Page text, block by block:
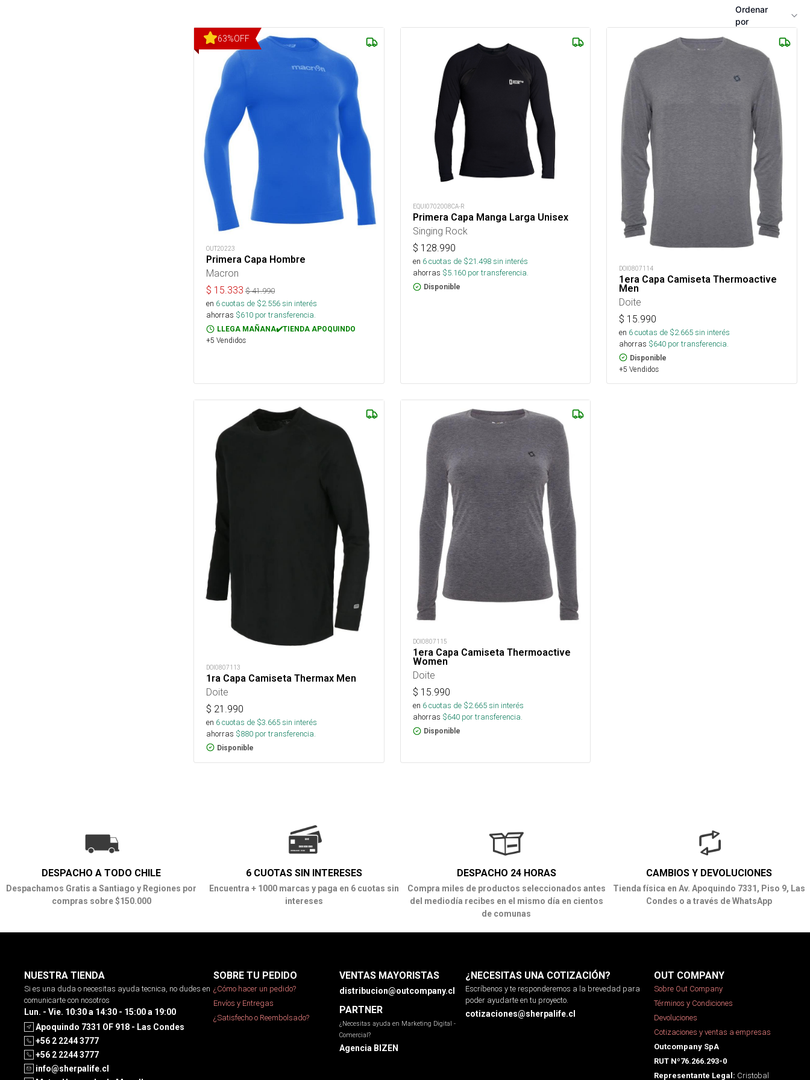
Ordenar
por
63%OFF
OUT20223
Primera Capa Hombre
Macron
$ 15.333 $41.990
en 6cuotas de $2.556sin interés
ahorras $610 por transferencia.
LLEGA MAÑANA✔️TIENDA APOQUINDO
+5 Vendidos
EQUI0702008CA-R
Primera Capa Manga Larga Unisex
Singing Rock
$ 128.990
en 6cuotas de $21.498sin interés
ahorras $5.160por transferencia.
Disponible
DOI0807114
1era Capa Camiseta Thermoactive
Men
Doite
$ 15.990
en 6cuotas de $2.665sin interés
ahorras $640 por transferencia.
Disponible
+5 Vendidos
DOI0807113
1ra Capa Camiseta Thermax Men
Doite
$ 21.990
en 6cuotas de $3.665sin interés
ahorras $880 por transferencia.
Disponible
DOI0807115
1era Capa Camiseta Thermoactive
Women
Doite
$ 15.990
en 6cuotas de $2.665sin interés
ahorras $640por transferencia.
Disponible
DESPACHO A TODO CHILE
Despachamos Gratis a Santiago y Regiones por
compras sobre $150.000
6 CUOTAS SIN INTERESES
Encuentra + 1000 marcas y paga en 6 cuotas sin
intereses
DESPACHO 24 HORAS
Compra miles de productos seleccionados antes
del mediodía recibes en el mismo día en cientos
de comunas
CAMBIOS Y DEVOLUCIONES
Tienda física en Av. Apoquindo 7331, Piso 9, Las
Condes o a través de WhatsApp
NUESTRA TIENDA
Si es una duda o necesitas ayuda tecnica, no dudes en
comunicarte con nosotros
Lun. - Vie. 10:30 a 14:30 - 15:00 a 19:00
Apoquindo 7331 OF 918 - Las Condes
+56 2 2244 3777
+56 2 2244 3777
info@sherpalife.cl
SOBRE TU PEDIDO
¿Cómo hacer un pedido?
Envíos y Entregas
¿Satisfecho o Reembolsado?
VENTAS MAYORISTAS
distribucion@outcompany.cl
PARTNER
¿Necesitas ayuda en Marketing Digital -
Comercial?
Agencia BIZEN
¿NECESITAS UNA COTIZACIÓN?
Escríbenos y te responderemos a la brevedad para
poder ayudarte en tu proyecto.
cotizaciones@sherpalife.cl
OUT COMPANY
Sobre Out Company
Términos y Condiciones
Devoluciones
Cotizaciones y ventas a empresas
Outcompany SpA
RUT Nº76.266.293-0
Representante Legal: Cristobal